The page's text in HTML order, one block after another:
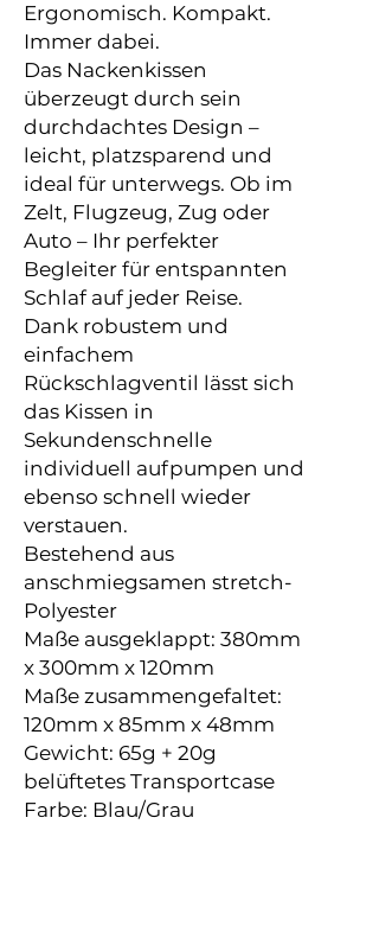
Ergonomisch. Kompakt.
Immer dabei.
Das Nackenkissen
überzeugt durch sein
durchdachtes Design –
leicht, platzsparend und
ideal für unterwegs. Ob im
Zelt, Flugzeug, Zug oder
Auto – Ihr perfekter
Begleiter für entspannten
Schlaf auf jeder Reise.
Dank robustem und
einfachem
Rückschlagventil lässt sich
das Kissen in
Sekundenschnelle
individuell aufpumpen und
ebenso schnell wieder
verstauen.
Bestehend aus
anschmiegsamen stretch-
Polyester
Maße ausgeklappt: 380mm
x 300mm x 120mm
Maße zusammengefaltet:
120mm x 85mm x 48mm
Gewicht: 65g + 20g
belüftetes Transportcase
Farbe: Blau/Grau